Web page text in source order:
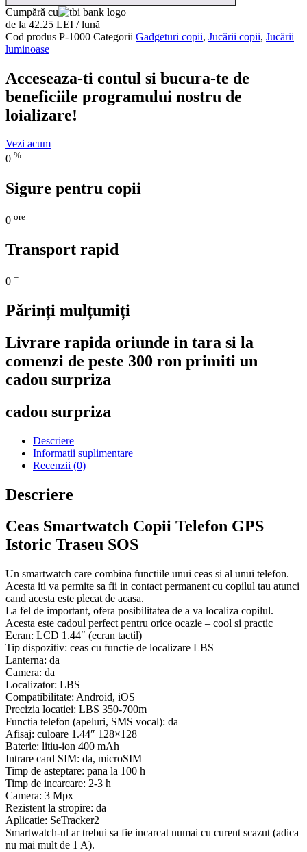
Cumpără cu
de la 42.25 LEI / lună
Cod produs P-1000 Categorii Gadgeturi copii, Jucării copii, Jucării
luminoase
Acceseaza-ti contul si bucura-te de
beneficiile programului nostru de
loializare!
Vezi acum
0 %
Sigure pentru copii
0 ore
Transport rapid
0 +
Părinți mulțumiți
Livrare rapida oriunde in tara si la
comenzi de peste 300 ron primiti un
cadou surpriza
cadou surpriza
Descriere
Informații suplimentare
Recenzii (0)
Descriere
Ceas Smartwatch Copii Telefon GPS
Istoric Traseu SOS
Un smartwatch care combina functiile unui ceas si al unui telefon.
Acesta iti va permite sa fii in contact permanent cu copilul tau atunci
cand acesta este plecat de acasa.
La fel de important, ofera posibilitatea de a va localiza copilul.
Acesta este cadoul perfect pentru orice ocazie – cool si practic
Ecran: LCD 1.44″ (ecran tactil)
Tip dispozitiv: ceas cu functie de localizare LBS
Lanterna: da
Camera: da
Localizator: LBS
Compatibilitate: Android, iOS
Precizia locatiei: LBS 350-700m
Functia telefon (apeluri, SMS vocal): da
Afisaj: culoare 1.44″ 128×128
Baterie: litiu-ion 400 mAh
Intrare card SIM: da, microSIM
Timp de asteptare: pana la 100 h
Timp de incarcare: 2-3 h
Camera: 3 Mpx
Rezistent la stropire: da
Aplicatie: SeTracker2
Smartwatch-ul ar trebui sa fie incarcat numai cu curent scazut (adica
nu mai mult de 1 A).